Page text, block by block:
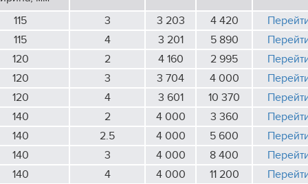
115 3 3 203 4 420
115
4 3 201 5 890
120
2 4 160 2 995
120
3 3 704 4 000
120
4 3 601 10 370
140
2 4 000 3 360
140
2.5 4 000 5 600
140
3 4 000 8 400
140
4 4 000 11 200